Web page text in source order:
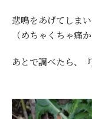
悲鳴をあげてしま
（めちゃくちゃ痛
あとで調べたら、